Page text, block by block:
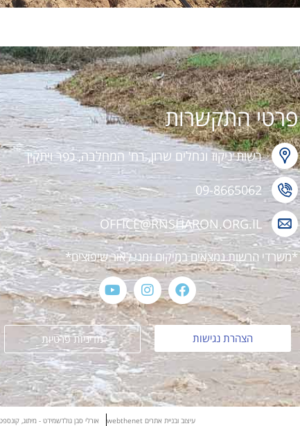
פרטי התקשרות
רשות ניקוז ונחלים שרון, רח' המחלבה, כפר ויתקין
09-8665062
OFFICE@RNSHARON.ORG.IL
*משרדי הרשות נמצאים במיקום זמני לאור שיפוצים*
הצהרת נגישות מדיניות פרטיות
עיצוב ובניית אתרים webthenet אורלי סבן גולדשמידט - מיתוג,